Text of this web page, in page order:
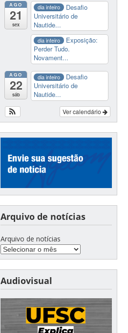
AGO
21
sex
dia inteiro
Desafio
Universitário de
Nautide...
dia inteiro
Exposição:
Perder Tudo.
Novament...
AGO
22
sáb
dia inteiro
Desafio
Universitário de
Nautide...
Ver calendário
Arquivo de notícias
Arquivo de notícias
Audiovisual